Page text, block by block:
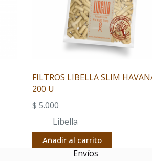
FILTROS LIBELLA SLIM
200 U
$ 5.000
Libella
Añadir al carrito
Envíos